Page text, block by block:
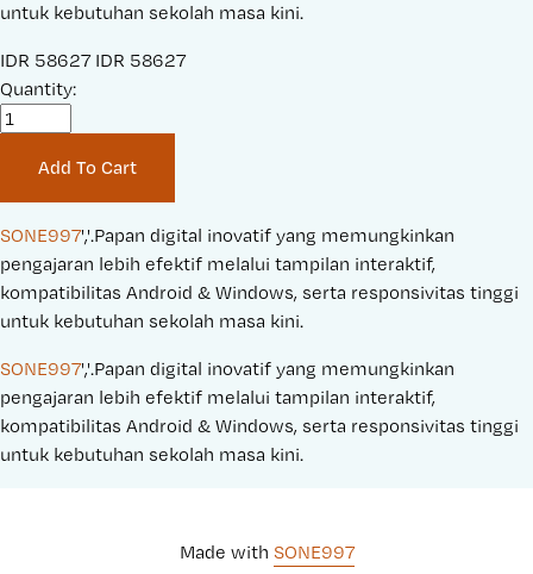
untuk kebutuhan sekolah masa kini.
S
a
r
i
c
e
:
IDR 58627 O
n
a
P
r
c
e
:
IDR 58627
Quantity:
Add To Cart
SONE997','.Papan digital inovatif yang memungkinkan
pengajaran lebih efektif melalui tampilan interaktif,
kompatibilitas Android & Windows, serta responsivitas tinggi
untuk kebutuhan sekolah masa kini.
SONE997','.Papan digital inovatif yang memungkinkan
pengajaran lebih efektif melalui tampilan interaktif,
kompatibilitas Android & Windows, serta responsivitas tinggi
untuk kebutuhan sekolah masa kini.
Made with SONE997